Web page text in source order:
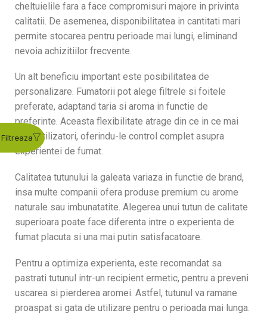
cheltuielile fara a face compromisuri majore in privinta
calitatii. De asemenea, disponibilitatea in cantitati mari
permite stocarea pentru perioade mai lungi, eliminand
nevoia achizitiilor frecvente.
Un alt beneficiu important este posibilitatea de
personalizare. Fumatorii pot alege filtrele si foitele
preferate, adaptand taria si aroma in functie de
preferinte. Aceasta flexibilitate atrage din ce in ce mai
multi utilizatori, oferindu-le control complet asupra
experientei de fumat.
Calitatea tutunului la galeata variaza in functie de brand,
insa multe companii ofera produse premium cu arome
naturale sau imbunatatite. Alegerea unui tutun de calitate
superioara poate face diferenta intre o experienta de
fumat placuta si una mai putin satisfacatoare.
Pentru a optimiza experienta, este recomandat sa
pastrati tutunul intr-un recipient ermetic, pentru a preveni
uscarea si pierderea aromei. Astfel, tutunul va ramane
proaspat si gata de utilizare pentru o perioada mai lunga.